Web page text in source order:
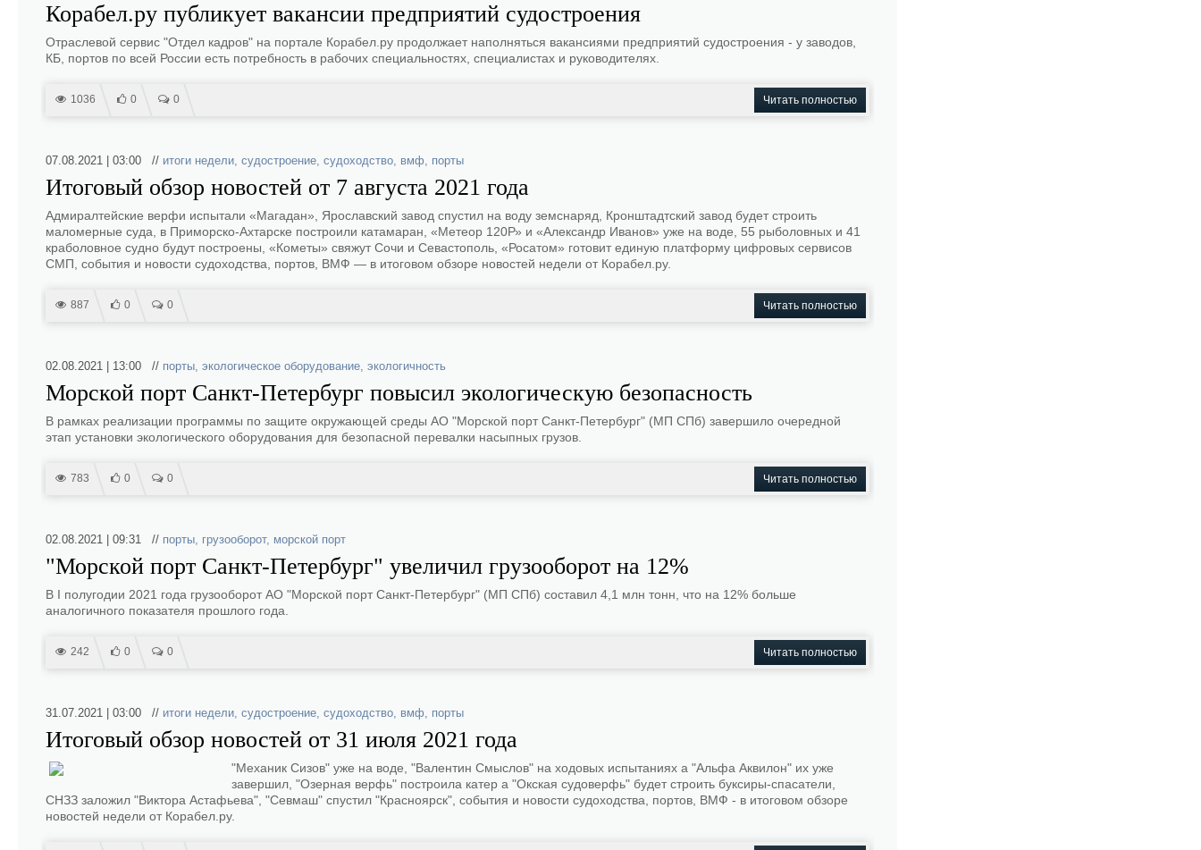
Корабел.ру публикует вакансии предприятий судостроения
Отраслевой сервис "Отдел кадров" на портале Корабел.ру продолжает наполняться вакансиями предприятий судостроения - у заводов,
КБ, портов по всей России есть потребность в рабочих специальностях, специалистах и руководителях.
1036 0 0 Читать полностью
07.08.2021 | 03:00 // итоги недели, судостроение, судоходство, вмф, порты
Итоговый обзор новостей от 7 августа 2021 года
Адмиралтейские верфи испытали «Магадан», Ярославский завод спустил на воду земснаряд, Кронштадтский завод будет строить
маломерные суда, в Приморско-Ахтарске построили катамаран, «Метеор 120Р» и «Александр Иванов» уже на воде, 55 рыболовных и 41
краболовное судно будут построены, «Кометы» свяжут Сочи и Севастополь, «Росатом» готовит единую платформу цифровых сервисов
СМП, события и новости судоходства, портов, ВМФ — в итоговом обзоре новостей недели от Корабел.ру.
887 0 0 Читать полностью
02.08.2021 | 13:00 // порты, экологическое оборудование, экологичность
Морской порт Санкт-Петербург повысил экологическую безопасность
В рамках реализации программы по защите окружающей среды АО "Морской порт Санкт-Петербург" (МП СПб) завершило очередной
этап установки экологического оборудования для безопасной перевалки насыпных грузов.
783 0 0 Читать полностью
02.08.2021 | 09:31 // порты, грузооборот, морской порт
"Морской порт Санкт-Петербург" увеличил грузооборот на 12%
В I полугодии 2021 года грузооборот АО "Морской порт Санкт-Петербург" (МП СПб) составил 4,1 млн тонн, что на 12% больше
аналогичного показателя прошлого года.
242 0 0 Читать полностью
31.07.2021 | 03:00 // итоги недели, судостроение, судоходство, вмф, порты
Итоговый обзор новостей от 31 июля 2021 года
"Механик Сизов" уже на воде, "Валентин Смыслов" на ходовых испытаниях а "Альфа Аквилон" их уже
завершил, "Озерная верфь" построила катер а "Окская судоверфь" будет строить буксиры-спасатели,
СНЗЗ заложил "Виктора Астафьева", "Севмаш" спустил "Красноярск", события и новости судоходства, портов, ВМФ - в итоговом обзоре
новостей недели от Корабел.ру.